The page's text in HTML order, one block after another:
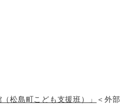
松島町こども支援班）」
＜外部